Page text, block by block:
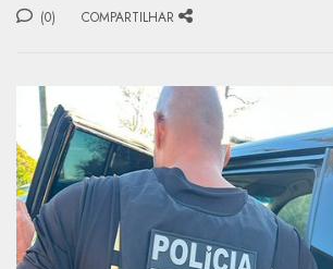
(0) COMPARTILHAR